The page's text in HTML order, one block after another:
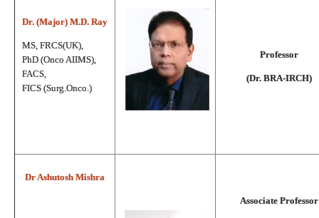
Dr. (Major) M.D. Ray
MS, FRCS(UK),
PhD (Onco AIIMS),
FACS,
FICS (Surg.Onco.)
Professor
(Dr. BRA-IRCH)
Dr Ashutosh Mishra
Associate Professor